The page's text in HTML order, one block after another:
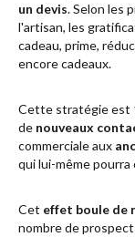
un devis. Selon les
l'artisan, les
cadeau, prime,
encore cadeaux.
Cette stratégie est
de nouveaux
commerciale aux
qui lui-même pourra
Cet effet boule de
nombre de